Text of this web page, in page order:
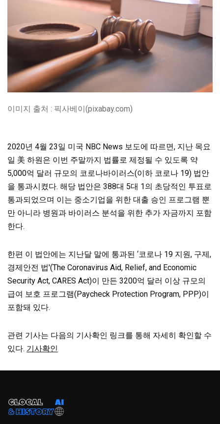
이미지 출처 : 픽사베이(pixabay.com)
2020년 4월 23일 미국 NBC News 보도에 따르면, 지난 목요
일 美 하원은 이번 주말까지 법률로 제정될 수 있도록 약
5,000억 달러 규모의 코로나바이러스(이하 코로나 19) 법안
을 통과시켰다. 해당 법안은 388대 5대 1의 초당적인 투표로
통과되었으며 이는 중소기업을 위한 대출 승인 프로그램 뿐
만 아니라 병원과 바이러스 분석을 위한 추가 자금까지 포함
한다.
한편 이 법안에는 지난달 말에 통과된 ‘코로나 19 지원, 구제,
경제안전 법'(The Coronavirus Aid, Relief, and Economic
Security Act, CARES Act)이 만든 3200억 달러 이상 규모의
급여 보호 프로그램(Paycheck Protection Program, PPP)이
포함돼 있다.
관련 기사는 다음의 기사확인 링크를 통해 자세히 확인할 수
있다. 기사확인